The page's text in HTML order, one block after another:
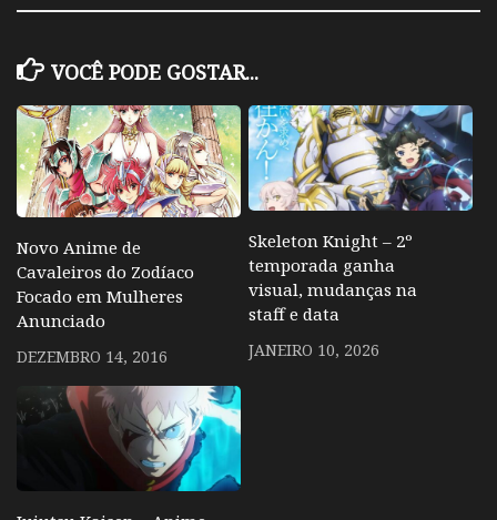
VOCÊ PODE GOSTAR...
Novo Anime de
Cavaleiros do Zodíaco
Focado em Mulheres
Anunciado
DEZEMBRO 14, 2016
Skeleton Knight – 2º
temporada ganha
visual, mudanças na
staff e data
JANEIRO 10, 2026